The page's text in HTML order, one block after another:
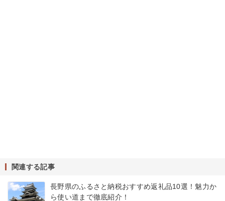
関連する記事
長野県のふるさと納税おすすめ返礼品10選！魅力か
ら使い道まで徹底紹介！